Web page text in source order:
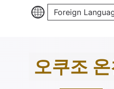
Foreign
오쿠조 온